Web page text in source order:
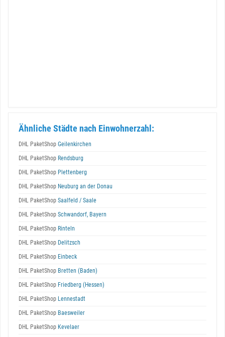
Ähnliche Städte nach Einwohnerzahl:
DHL PaketShop Geilenkirchen
DHL PaketShop Rendsburg
DHL PaketShop Plettenberg
DHL PaketShop Neuburg an der Donau
DHL PaketShop Saalfeld / Saale
DHL PaketShop Schwandorf, Bayern
DHL PaketShop Rinteln
DHL PaketShop Delitzsch
DHL PaketShop Einbeck
DHL PaketShop Bretten (Baden)
DHL PaketShop Friedberg (Hessen)
DHL PaketShop Lennestadt
DHL PaketShop Baesweiler
DHL PaketShop Kevelaer